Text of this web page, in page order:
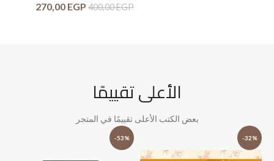
400,00EGP
270,00 EGP
الأعلى تقييمًا
بعض الكتب الأعلى تقييمًا في المتجر
-32%
-53%